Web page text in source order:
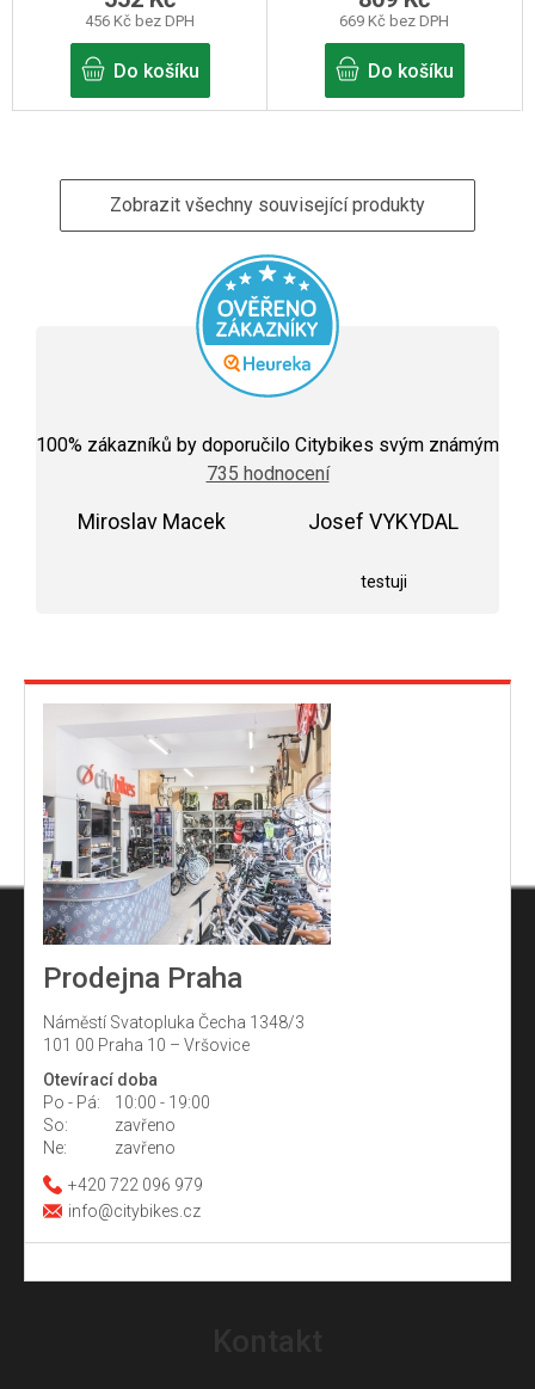
456 Kč bez DPH
Do košíku
669 Kč bez DPH
Do košíku
Zobrazit všechny související produkty
hodnocení
obchodu
je
100% zákazníků by doporučilo Citybikes svým známým
735 hodnocení
Miroslav Macek Josef VYKYDAL
testuji
Prodejna Praha
Náměstí Svatopluka Čecha 1348/3
101 00 Praha 10 – Vršovice
Otevírací doba
Po - Pá:
10:00 - 19:00
So:
zavřeno
Ne:
zavřeno
+420 722 096 979
info@citybikes.cz